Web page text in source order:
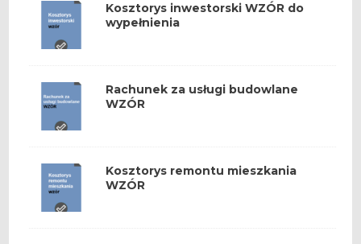
Kosztorys inwestorski WZÓR do
wypełnienia
Rachunek za usługi budowlane
WZÓR
Kosztorys remontu mieszkania
WZÓR